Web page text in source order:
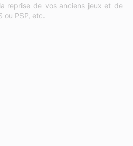
reprise de vos anciens jeux et de
ou PSP, etc.